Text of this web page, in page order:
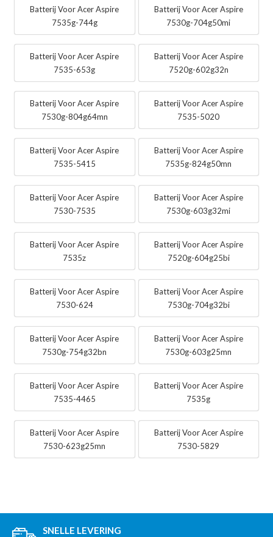
Batterij Voor Acer Aspire
7535g-744g
Batterij Voor Acer Aspire
7530g-704g50mi
Batterij Voor Acer Aspire
7535-653g
Batterij Voor Acer Aspire
7520g-602g32n
Batterij Voor Acer Aspire
7530g-804g64mn
Batterij Voor Acer Aspire
7535-5020
Batterij Voor Acer Aspire
7535-5415
Batterij Voor Acer Aspire
7535g-824g50mn
Batterij Voor Acer Aspire
7530-7535
Batterij Voor Acer Aspire
7530g-603g32mi
Batterij Voor Acer Aspire
7535z
Batterij Voor Acer Aspire
7520g-604g25bi
Batterij Voor Acer Aspire
7530-624
Batterij Voor Acer Aspire
7530g-704g32bi
Batterij Voor Acer Aspire
7530g-754g32bn
Batterij Voor Acer Aspire
7530g-603g25mn
Batterij Voor Acer Aspire
7535-4465
Batterij Voor Acer Aspire
7535g
Batterij Voor Acer Aspire
7530-623g25mn
Batterij Voor Acer Aspire
7530-5829
SNELLE LEVERING